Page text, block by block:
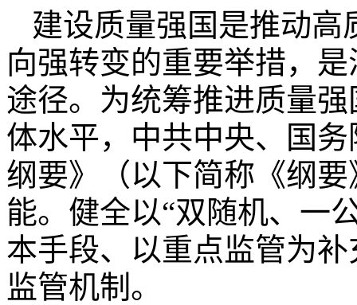
建设质量强国是推动
向强转变的重要举措，
途径。为统筹推进质量
体水平，中共中央、国
纲要》（以下简称《纲
能。健全以“双随机、一
本手段、以重点监管为
监管机制。